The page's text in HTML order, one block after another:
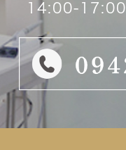
14:00-17:00